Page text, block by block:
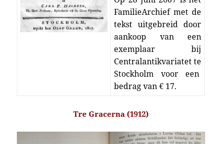
FamilieArchief met de
tekst uitgebreid door
aankoop van een
exemplaar bij
Centralantikvariatet te
Stockholm voor een
bedrag van € 17.
Tre Gracerna (1912)